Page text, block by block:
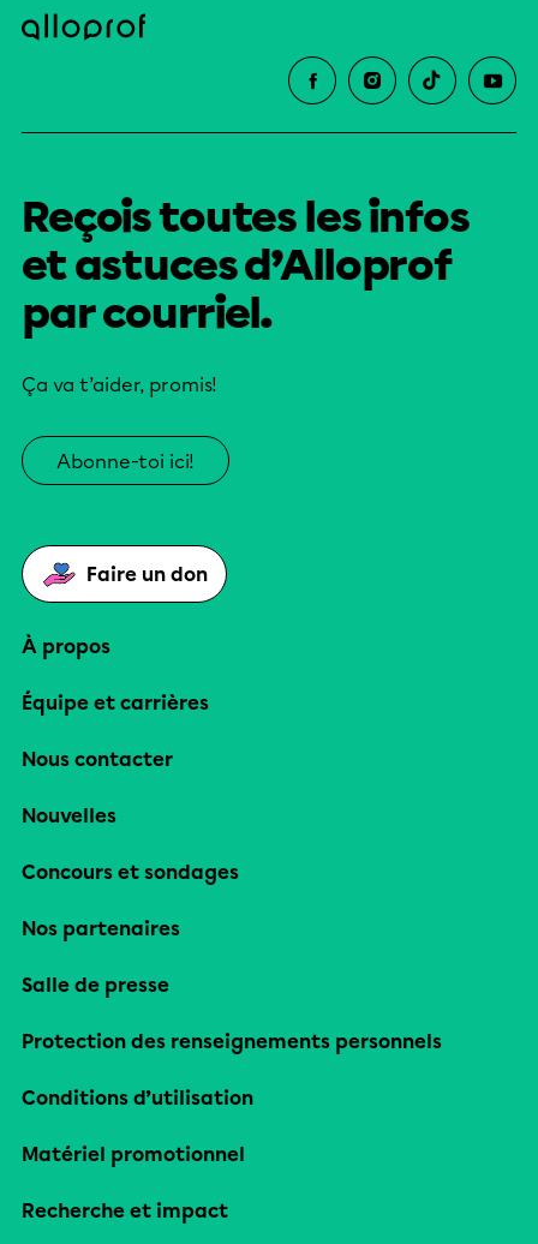
Reçois toutes les infos
et astuces d’Alloprof
par courriel.
Ça va t’aider, promis!
Abonne-toi ici!
Faire un don
À propos
Équipe et carrières
Nous contacter
Nouvelles
Concours et sondages
Nos partenaires
Salle de presse
Protection des renseignements personnels
Conditions d’utilisation
Matériel promotionnel
Recherche et impact